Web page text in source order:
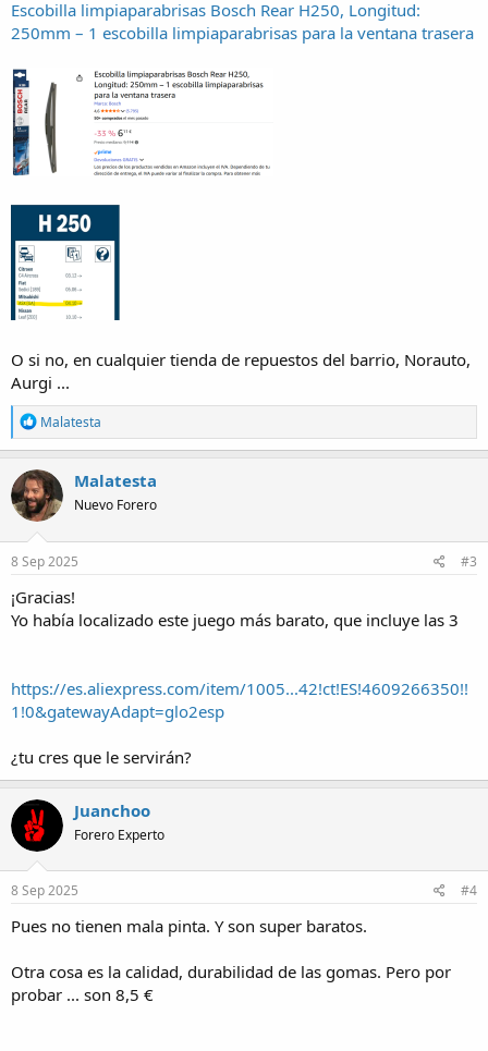
Escobilla limpiaparabrisas Bosch Rear H250, Longitud:
250mm – 1 escobilla limpiaparabrisas para la ventana trasera
O si no, en cualquier tienda de repuestos del barrio, Norauto,
Aurgi ...
R
e
a
c
t
i
o
n
s
Malatesta
Malatesta
Nuevo Forero
8 Sep 2025 #3
¡Gracias!
Yo había localizado este juego más barato, que incluye las 3
https://es.aliexpress.com/item/1005...42!ct!ES!4609266350!!
1!0&gatewayAdapt=glo2esp
¿tu cres que le servirán?
Juanchoo
Forero Experto
8 Sep 2025 #4
Pues no tienen mala pinta. Y son super baratos.
Otra cosa es la calidad, durabilidad de las gomas. Pero por
probar ... son 8,5 €